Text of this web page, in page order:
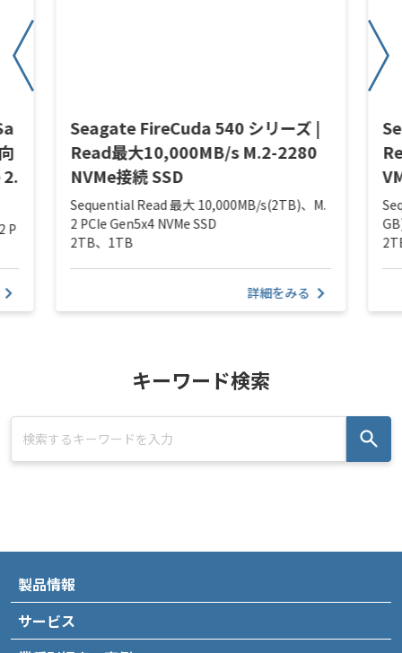
2.
P
Seagate FireCuda 540 シリーズ |
Read最大10,000MB/s M.2-2280
NVMe接続 SSD
Sequential Read 最大 10,000MB/s(2TB)、M.
2 PCIe Gen5x4 NVMe SSD
2TB、1TB
詳細をみる
キーワード検索
製品情報
サービス